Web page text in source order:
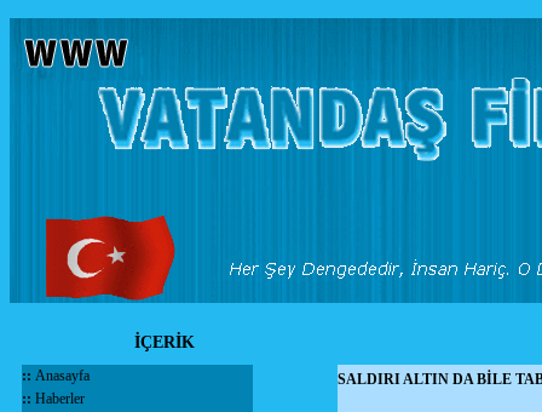
İÇERİK
:: Anasayfa
:: Haberler
SALDIRI ALTIN DA BİLE